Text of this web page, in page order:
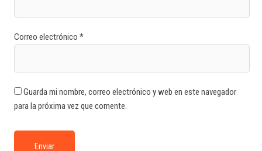
Correo electrónico *
Guarda mi nombre, correo electrónico y web en este navegador
para la próxima vez que comente.